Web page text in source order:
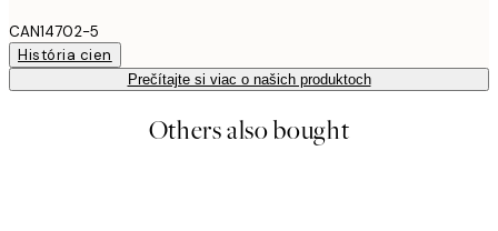
CAN14702-5
História cien
Prečítajte si viac o našich produktoch
Others also bought